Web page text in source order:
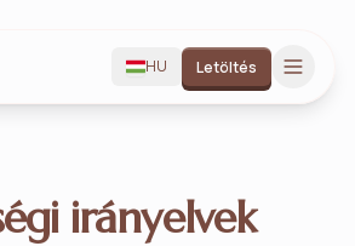
HU Letöltés
irányelvek